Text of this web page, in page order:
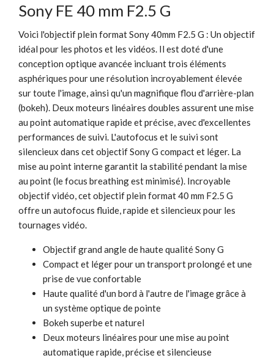
Sony FE 40 mm F2.5 G
Voici l'objectif plein format Sony 40mm F2.5 G : Un objectif
idéal pour les photos et les vidéos. Il est doté d'une
conception optique avancée incluant trois éléments
asphériques pour une résolution incroyablement élevée
sur toute l'image, ainsi qu'un magnifique flou d'arrière-plan
(bokeh). Deux moteurs linéaires doubles assurent une mise
au point automatique rapide et précise, avec d'excellentes
performances de suivi. L'autofocus et le suivi sont
silencieux dans cet objectif Sony G compact et léger. La
mise au point interne garantit la stabilité pendant la mise
au point (le focus breathing est minimisé). Incroyable
objectif vidéo, cet objectif plein format 40 mm F2.5 G
offre un autofocus fluide, rapide et silencieux pour les
tournages vidéo.
Objectif grand angle de haute qualité Sony G
Compact et léger pour un transport prolongé et une
prise de vue confortable
Haute qualité d'un bord à l'autre de l'image grâce à
un système optique de pointe
Bokeh superbe et naturel
Deux moteurs linéaires pour une mise au point
automatique rapide, précise et silencieuse